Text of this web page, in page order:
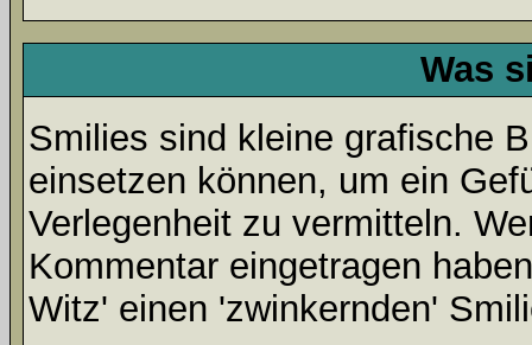
Was
Smilies sind kleine grafische
einsetzen können, um ein
Verlegenheit zu vermitteln.
Kommentar eingetragen
Witz' einen 'zwinkernden'